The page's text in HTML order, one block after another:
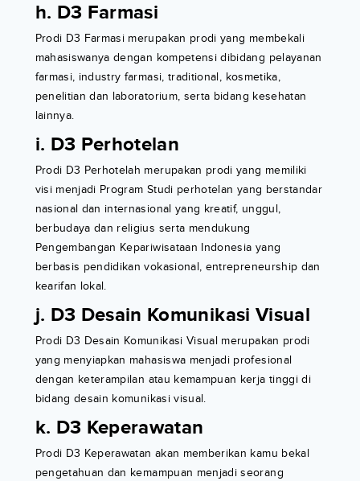
h. D3 Farmasi
Prodi D3 Farmasi merupakan prodi yang membekali
mahasiswanya dengan kompetensi dibidang pelayanan
farmasi, industry farmasi, traditional, kosmetika,
penelitian dan laboratorium, serta bidang kesehatan
lainnya.
i. D3 Perhotelan
Prodi D3 Perhotelah merupakan prodi yang memiliki
visi menjadi Program Studi perhotelan yang berstandar
nasional dan internasional yang kreatif, unggul,
berbudaya dan religius serta mendukung
Pengembangan Kepariwisataan Indonesia yang
berbasis pendidikan vokasional, entrepreneurship dan
kearifan lokal.
j. D3 Desain Komunikasi Visual
Prodi D3 Desain Komunikasi Visual merupakan prodi
yang menyiapkan mahasiswa menjadi profesional
dengan keterampilan atau kemampuan kerja tinggi di
bidang desain komunikasi visual.
k. D3 Keperawatan
Prodi D3 Keperawatan akan memberikan kamu bekal
pengetahuan dan kemampuan menjadi seorang